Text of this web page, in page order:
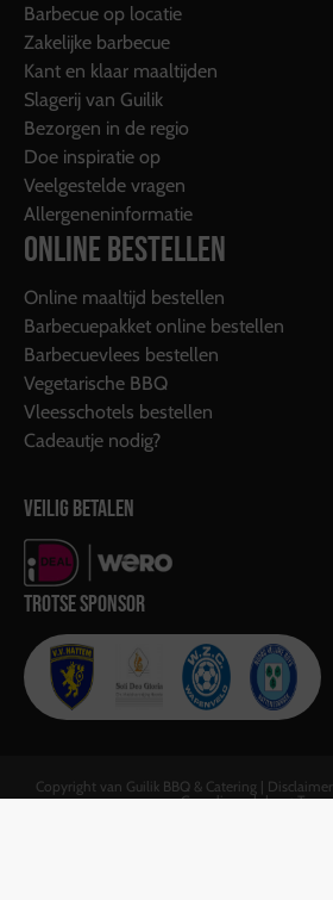
Barbecue op locatie
Zakelijke barbecue
Kant en klaar maaltijden
Slagerij van Guilik
Bezorgen in de regio
Doe inspiratie op
Veelgestelde vragen
Allergeneninformatie
ONLINE BESTELLEN
Online maaltijd bestellen
Barbecuepakket online bestellen
Barbecuevlees bestellen
Vegetarische BBQ
Vleesschotels bestellen
Cadeautje nodig?
VEILIG BETALEN
TROTSE SPONSOR
Copyright van Guilik BBQ & Catering | Disclaimer
Gerealiseerd door:Team